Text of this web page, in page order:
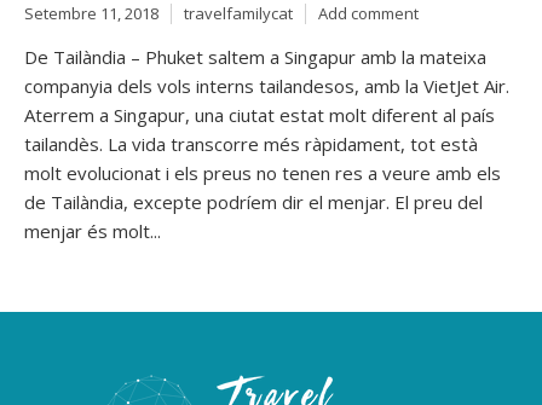
Setembre 11, 2018 travelfamilycat Add comment
De Tailàndia – Phuket saltem a Singapur amb la mateixa
companyia dels vols interns tailandesos, amb la VietJet Air.
Aterrem a Singapur, una ciutat estat molt diferent al país
tailandès. La vida transcorre més ràpidament, tot està
molt evolucionat i els preus no tenen res a veure amb els
de Tailàndia, excepte podríem dir el menjar. El preu del
menjar és molt...